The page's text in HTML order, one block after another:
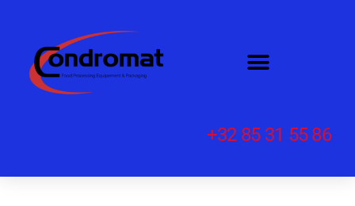
+32 85 31 55 86